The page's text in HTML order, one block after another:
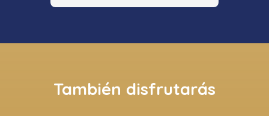
También disfrutarás